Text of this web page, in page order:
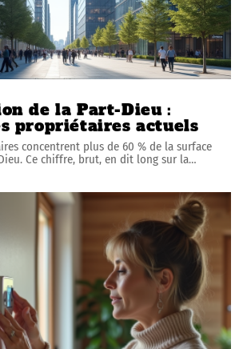
de la Part-Dieu :
propriétaires actuels
concentrent plus de 60 % de la surface
Ce chiffre, brut, en dit long sur la…